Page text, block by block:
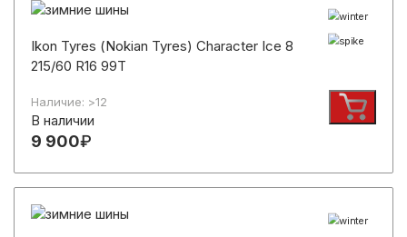
Ikon Tyres (Nokian Tyres) Character Ice 8
215/60 R16 99T
Наличие: >12
В наличии
9 900₽